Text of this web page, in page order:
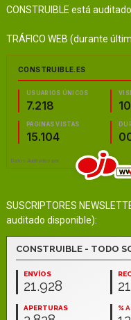
CONSTRUIBLE está
TRÁFICO WEB (durante
SUSCRIPTORES
auditado disponible):